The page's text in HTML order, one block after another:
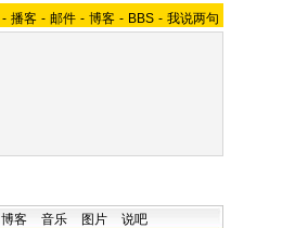
- 播客 - 邮件 - 博客 - BBS - 我说两句
博客 音乐 图片 说吧